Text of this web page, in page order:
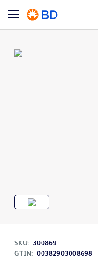
SKU: 300869
GTIN: 00382903008698